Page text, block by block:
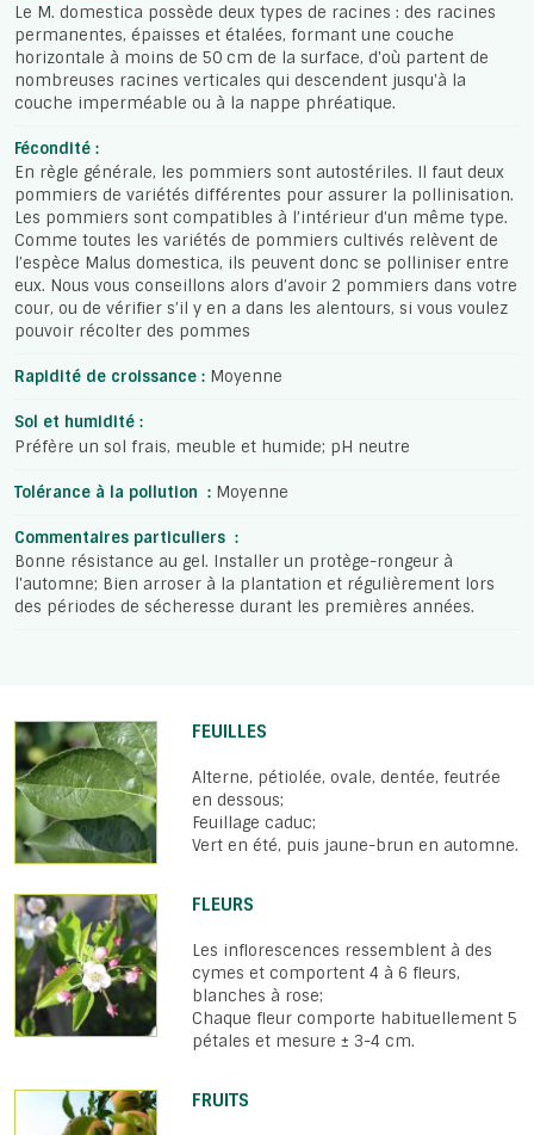
Le M. domestica possède deux types de racines : des racines
permanentes, épaisses et étalées, formant une couche
horizontale à moins de 50 cm de la surface, d'où partent de
nombreuses racines verticales qui descendent jusqu'à la
couche imperméable ou à la nappe phréatique.
Fécondité :
En règle générale, les pommiers sont autostériles. Il faut deux
pommiers de variétés différentes pour assurer la pollinisation.
Les pommiers sont compatibles à l’intérieur d’un même type.
Comme toutes les variétés de pommiers cultivés relèvent de
l’espèce Malus domestica, ils peuvent donc se polliniser entre
eux. Nous vous conseillons alors d’avoir 2 pommiers dans votre
cour, ou de vérifier s’il y en a dans les alentours, si vous voulez
pouvoir récolter des pommes
Rapidité de croissance : Moyenne
Sol et humidité :
Préfère un sol frais, meuble et humide; pH neutre
Tolérance à la pollution : Moyenne
Commentaires particuliers :
Bonne résistance au gel. Installer un protège-rongeur à
l'automne; Bien arroser à la plantation et régulièrement lors
des périodes de sécheresse durant les premières années.
FEUILLES
Alterne, pétiolée, ovale, dentée, feutrée
en dessous;
Feuillage caduc;
Vert en été, puis jaune-brun en automne.
FLEURS
Les inflorescences ressemblent à des
cymes et comportent 4 à 6 fleurs,
blanches à rose;
Chaque fleur comporte habituellement 5
pétales et mesure ± 3-4 cm.
FRUITS